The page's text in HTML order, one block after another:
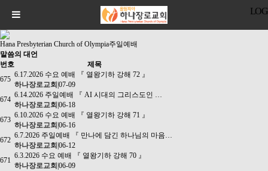
Hana Presbyterian Church of Olympia주일예배
말씀의 대언
번호
제목
675
6.17.2026 수요 예배 『 열왕기하 강해 72 』
하나장로교회 07-09
674
6.14.2026 주일예배 『 AI 시대의 그리스도인 …
하나장로교회 06-18
673
6.10.2026 수요 예배 『 열왕기하 강해 71 』
하나장로교회 06-16
672
6.7.2026 주일예배 『 만나에 담긴 하나님의 마음…
하나장로교회 06-12
671
6.3.2026 수요 예배 『 열왕기하 강해 70 』
하나장로교회 06-09